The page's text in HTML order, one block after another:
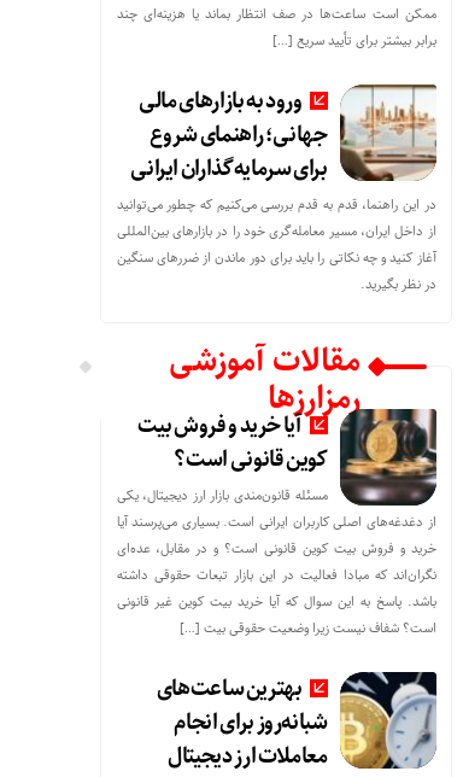
ممکن است ساعت‌ها در صف انتظار بماند یا هزینه‌ای چند
برابر بیشتر برای تأیید سریع […]
ورود به بازارهای مالی
جهانی؛ راهنمای شروع
برای سرمایه‌گذاران ایرانی
در این راهنما، قدم به قدم بررسی می‌کنیم که چطور می‌توانید
از داخل ایران، مسیر معامله‌گری خود را در بازارهای بین‌المللی
آغاز کنید و چه نکاتی را باید برای دور ماندن از ضررهای سنگین
در نظر بگیرید.
مقالات آموزشی
رمزارزهاآیا خرید و فروش بیت
کوین قانونی است؟
مسئله قانون‌مندی بازار ارز دیجیتال، یکی
از دغدغه‌های اصلی کاربران ایرانی است. بسیاری می‌پرسند آیا
خرید و فروش بیت کوین قانونی است؟ و در مقابل، عده‌ای
نگران‌اند که مبادا فعالیت در این بازار تبعات حقوقی داشته
باشد. پاسخ به این سوال که آیا خرید بیت کوین غیر قانونی
است؟ شفاف نیست زیرا وضعیت حقوقی بیت‌ […]
بهترین ساعت‌های
شبانه‌روز برای انجام
معاملات ارز دیجیتال